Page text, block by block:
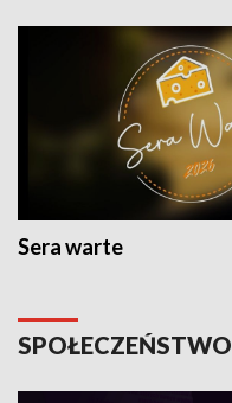
Sera warte
SPOŁECZEŃSTWO